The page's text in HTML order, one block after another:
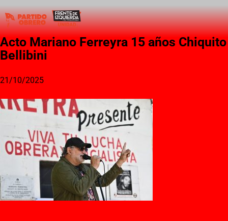
Acto Mariano Ferreyra 15 años Chiquito
Bellibini
21/10/2025